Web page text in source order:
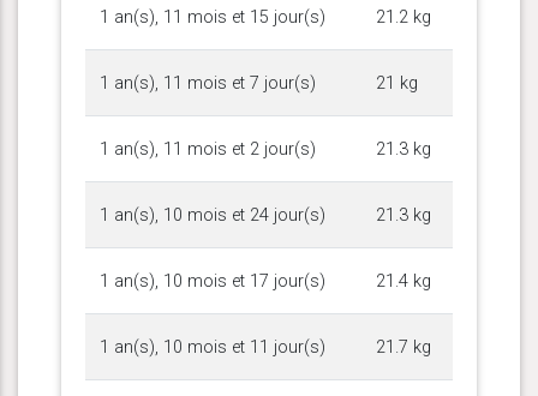
1 an(s), 11 mois et 15 jour(s) 21.2 kg
1 an(s), 11 mois et 7 jour(s) 21 kg
1 an(s), 11 mois et 2 jour(s) 21.3 kg
1 an(s), 10 mois et 24 jour(s) 21.3 kg
1 an(s), 10 mois et 17 jour(s) 21.4 kg
1 an(s), 10 mois et 11 jour(s) 21.7 kg